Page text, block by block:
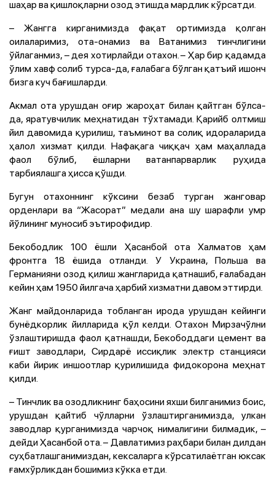
шаҳар ва қишлоқларни озод этишда мардлик кўрсатди.
– Жангга кирганимизда фақат ортимизда қолган
оилаларимиз, ота-онамиз ва Ватанимиз тинчлигини
ўйлаганмиз, – дея хотирлайди отахон. – Ҳар бир қадамда
ўлим хавф солиб турса-да, ғалабага бўлган қатъий ишонч
бизга куч бағишларди.
Акмал ота урушдан оғир жароҳат билан қайтган бўлса-
да, яратувчилик меҳнатидан тўхтамади. Қарийб олтмиш
йил давомида қурилиш, таъминот ва солиқ идораларида
ҳалол хизмат қилди. Нафақага чиққач ҳам маҳаллада
фаол бўлиб, ёшларни ватанпарварлик руҳида
тарбиялашга ҳисса қўшди.
Бугун отахоннинг кўксини безаб турган жанговар
орденлари ва “Жасорат” медали ана шу шарафли умр
йўлининг муносиб эътирофидир.
Бекободлик 100 ёшли Ҳасанбой ота Халматов ҳам
фронтга 18 ёшида отланди. У Украина, Польша ва
Германияни озод қилиш жангларида қатнашиб, ғалабадан
кейин ҳам 1950 йилгача ҳарбий хизматни давом эттирди.
Жанг майдонларида тобланган ирода урушдан кейинги
бунёдкорлик йилларида қўл келди. Отахон Мирзачўлни
ўзлаштиришда фаол қатнашди, Бекободдаги цемент ва
ғишт заводлари, Сирдарё иссиқлик электр станцияси
каби йирик иншоотлар қурилишида фидокорона меҳнат
қилди.
– Тинчлик ва озодликнинг баҳосини яхши билганимиз боис,
урушдан қайтиб чўлларни ўзлаштирганимизда, улкан
заводлар қурганимизда чарчоқ нималигини билмадик, –
дейди Ҳасанбой ота. – Давлатимиз раҳбари билан дилдан
суҳбатлашганимиздан, кексаларга кўрсатилаётган юксак
ғамхўрликдан бошимиз кўкка етди.